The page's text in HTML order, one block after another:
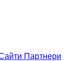
Партнери